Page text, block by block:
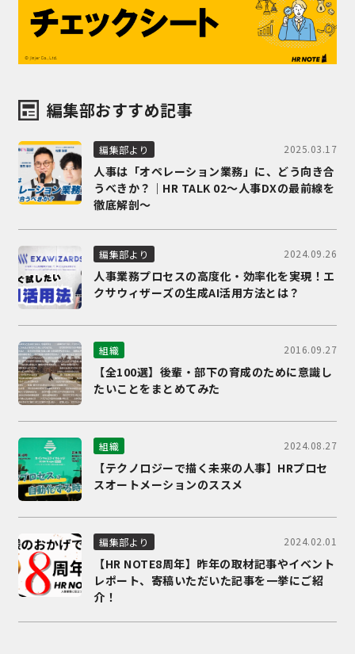
編集部おすすめ記事
編集部より 2025.03.17
人事は「オペレーション業務」に、どう向き合
うべきか？｜HR TALK 02～人事DXの最前線を
徹底解剖～
編集部より 2024.09.26
人事業務プロセスの高度化・効率化を実現！エ
クサウィザーズの生成AI活用方法とは？
組織 2016.09.27
【全100選】後輩・部下の育成のために意識し
たいことをまとめてみた
組織 2024.08.27
【テクノロジーで描く未来の人事】HRプロセ
スオートメーションのススメ
編集部より 2024.02.01
【HR NOTE8周年】昨年の取材記事やイベント
レポート、寄稿いただいた記事を一挙にご紹
介！